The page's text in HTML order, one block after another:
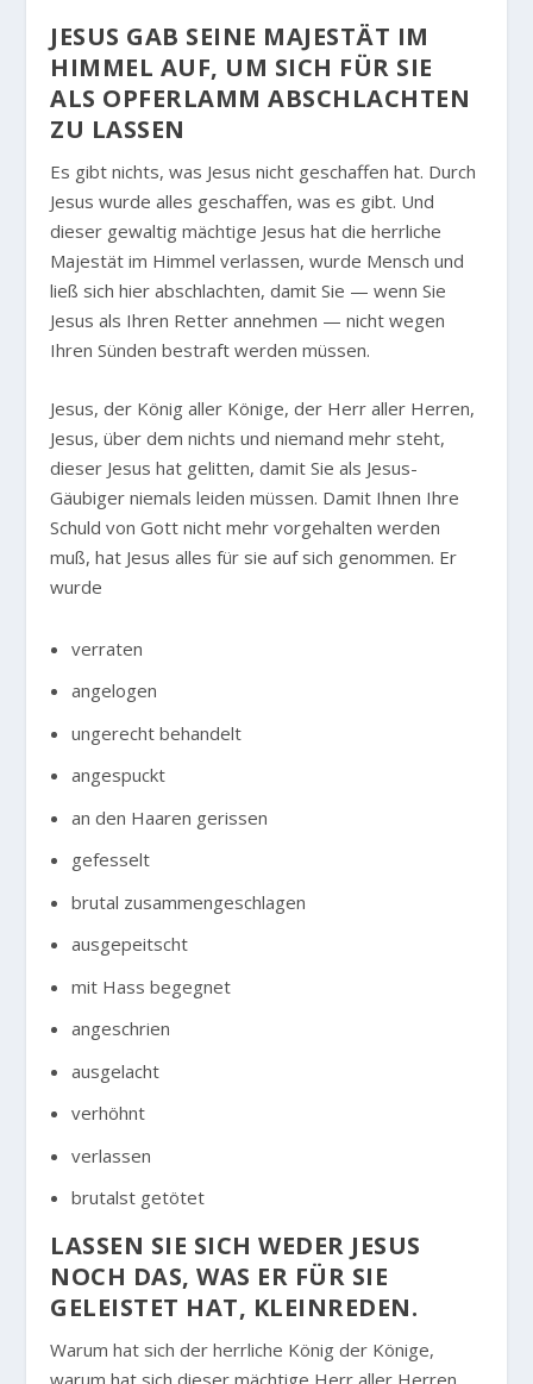
JESUS GAB SEINE MAJESTÄT IM
HIMMEL AUF, UM SICH FÜR SIE
ALS OPFERLAMM ABSCHLACHTEN
ZU LASSEN
Es gibt nichts, was Jesus nicht geschaffen hat. Durch
Jesus wurde alles geschaffen, was es gibt. Und
dieser gewaltig mächtige Jesus hat die herrliche
Majestät im Himmel verlassen, wurde Mensch und
ließ sich hier abschlachten, damit Sie — wenn Sie
Jesus als Ihren Retter annehmen — nicht wegen
Ihren Sünden bestraft werden müssen.
Jesus, der König aller Könige, der Herr aller Herren,
Jesus, über dem nichts und niemand mehr steht,
dieser Jesus hat gelitten, damit Sie als Jesus-
Gäubiger niemals leiden müssen. Damit Ihnen Ihre
Schuld von Gott nicht mehr vorgehalten werden
muß, hat Jesus alles für sie auf sich genommen. Er
wurde
verraten
angelogen
ungerecht behandelt
angespuckt
an den Haaren gerissen
gefesselt
brutal zusammengeschlagen
ausgepeitscht
mit Hass begegnet
angeschrien
ausgelacht
verhöhnt
verlassen
brutalst getötet
LASSEN SIE SICH WEDER JESUS
NOCH DAS, WAS ER FÜR SIE
GELEISTET HAT, KLEINREDEN.
Warum hat sich der herrliche König der Könige,